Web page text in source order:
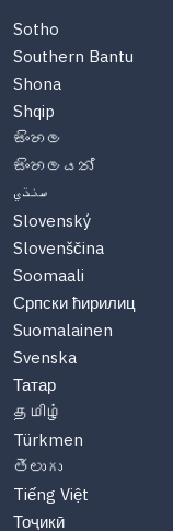
Sotho
Southern Bantu
Shona
Shqip
සිංහල
සිංහලයන්
سنڌي
Slovenský
Slovenščina
Soomaali
Српски ћирилиц
Suomalainen
Svenska
Татар
தமிழ்
Türkmen
తెలుగు
Tiếng Việt
Тоҷикӣ